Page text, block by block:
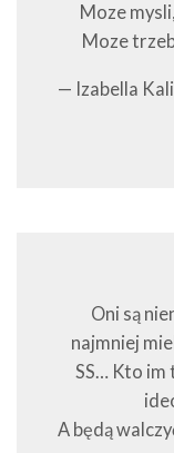
Moze
Moze
— Izabella
Oni są
najmniej
SS… Kto im
A będą